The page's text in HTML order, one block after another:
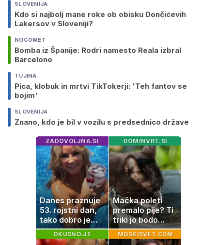
SLOVENIJA
Kdo si najbolj mane roke ob obisku Dončićevih
Lakersov v Sloveniji?
NOGOMET
Bomba iz Španije: Rodri namesto Reala izbral
Barcelono
TUJINA
Pica, klobuk in mrtvi TikTokerji: 'Teh fantov se
bojim'
SLOVENIJA
Znano, kdo je bil v vozilu s predsednico države
ZADOVOLJNA.SI
Danes praznuje
53. rojstni dan,
tako dobro je
videti znana
Slovenka
DOMINVRT.SI
Mačka poleti
premalo pije? Ti
triki jo bodo
spodbudili, da
zaužije več vode
OKUSNO.JE MOSKISVET.COM